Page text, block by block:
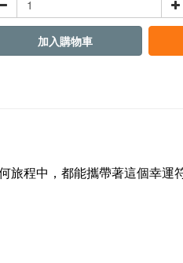
加入購物車
旅程中，都能攜帶著這個幸運